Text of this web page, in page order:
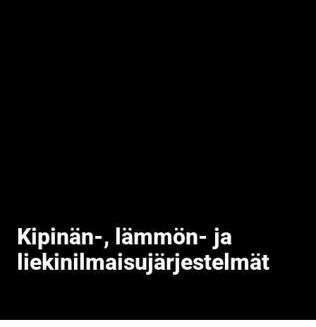
Kipinän-, lämmön- ja
liekinilmaisujärjestelmät